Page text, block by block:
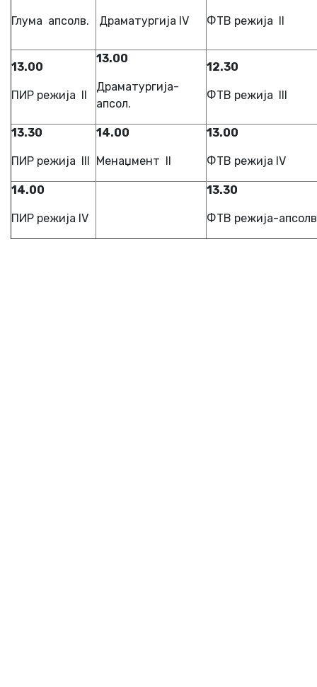
Глума апсолв. Драматургија IV ФТВ режија II
13.00
ПИР режија II
13.00
Драматургија-
апсол.
12.30
ФТВ режија III
13.30
ПИР режија III
14.00
Менаџмент II
13.00
ФТВ режија IV
14.00
ПИР режија IV
13.30
ФТВ режија-